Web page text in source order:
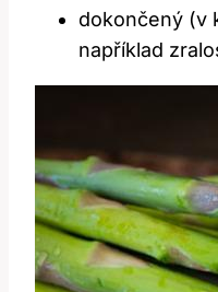
dokončený (v
například